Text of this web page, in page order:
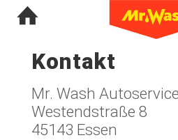
Kontakt
Mr. Wash
Westendstraße 8
45143 Essen